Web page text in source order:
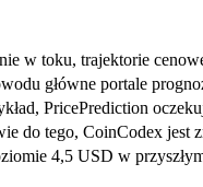
w toku, trajektorie
główne portale
PricePrediction
do tego, CoinCodex jest
4,5 USD w